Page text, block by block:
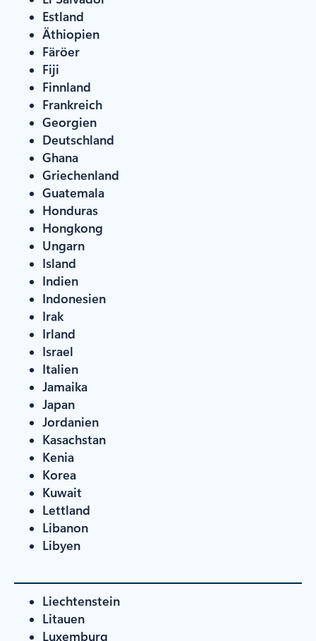
Estland
Äthiopien
Färöer
Fiji
Finnland
Frankreich
Georgien
Deutschland
Ghana
Griechenland
Guatemala
Honduras
Hongkong
Ungarn
Island
Indien
Indonesien
Irak
Irland
Israel
Italien
Jamaika
Japan
Jordanien
Kasachstan
Kenia
Korea
Kuwait
Lettland
Libanon
Libyen
Liechtenstein
Litauen
Luxemburg